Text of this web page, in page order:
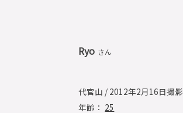
Ryo さん
代官山 / 2012年2月16日撮影
年齢： 25